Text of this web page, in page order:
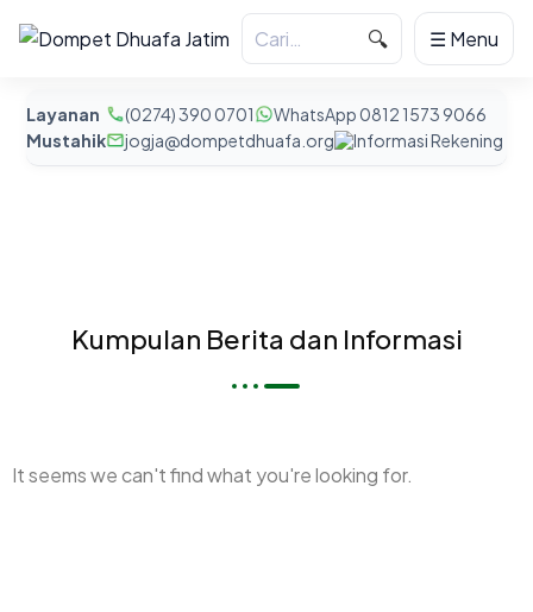
Layanan
Mustahik
(0274) 390 0701
WhatsApp 0812 1573 9066
jogja@dompetdhuafa.org
Informasi Rekening
🔍 ☰ Menu
Kumpulan Berita dan Informasi
It seems we can't find what you're looking for.